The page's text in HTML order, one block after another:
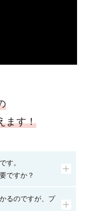
ます！
す。
ですか？
るのですが、プ